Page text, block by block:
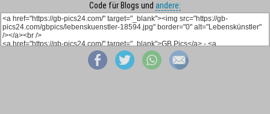
Code für Blogs und andere: